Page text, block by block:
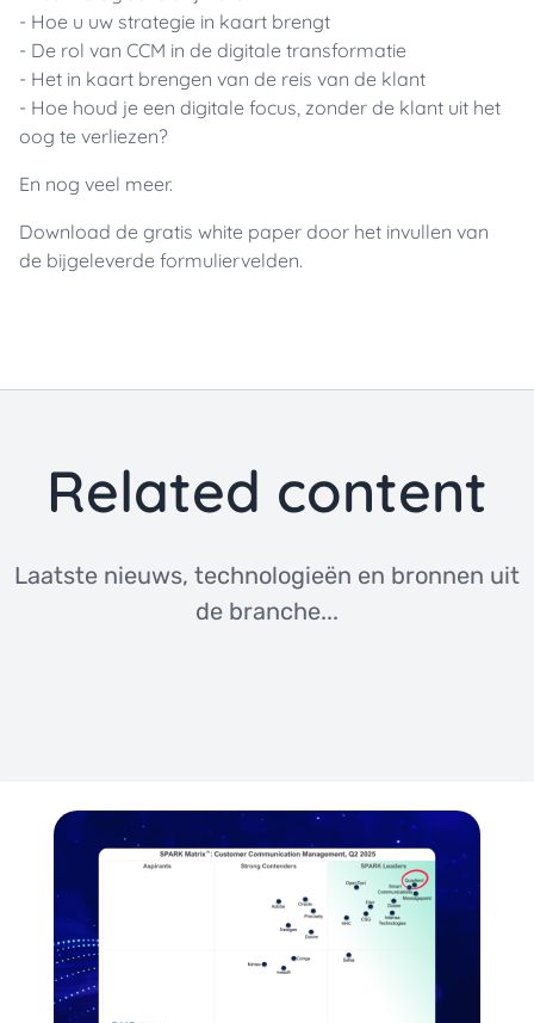
- Hoe u uw strategie in kaart brengt
- De rol van CCM in de digitale transformatie
- Het in kaart brengen van de reis van de klant
- Hoe houd je een digitale focus, zonder de klant uit het
oog te verliezen?
En nog veel meer.
Download de gratis white paper door het invullen van
de bijgeleverde formuliervelden.
Related content
Laatste nieuws, technologieën en bronnen uit
de branche...